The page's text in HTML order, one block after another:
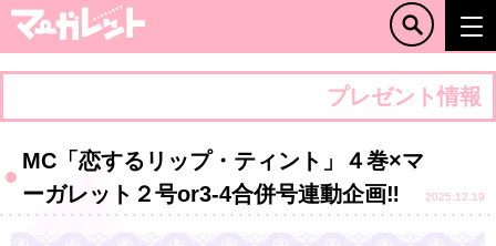
プレゼント情報
MC「恋するリップ・ティント」４巻×マ
ーガレット２号or3-4合併号連動企画‼
2025.12.19